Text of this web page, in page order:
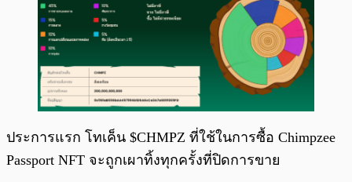
ประการแรก โทเค็น $CHMPZ ที่ใช้ในการซื้อ Chimpzee
Passport NFT จะถูกเผาทิ้งทุกครั้งที่ปิดการขาย